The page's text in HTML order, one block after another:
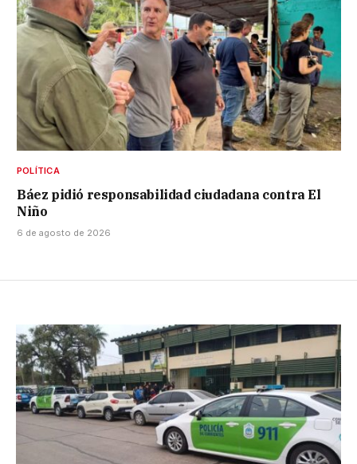
POLÍTICA
Báez pidió responsabilidad ciudadana contra El
Niño
6 de agosto de 2026